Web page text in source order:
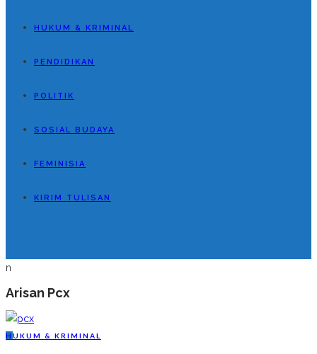
HUKUM & KRIMINAL
PENDIDIKAN
POLITIK
SOSIAL BUDAYA
FEMINISIA
KIRIM TULISAN
n
Arisan Pcx
H UKUM & KRIMINAL